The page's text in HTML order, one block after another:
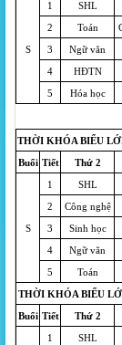
S
1 SHL
2
Toán
3
Ngữ văn
4
HĐTN
5
Hóa học
THỜI KHÓA BIỂU
Buổi Tiết Thứ 2
S
1 SHL
2
Công nghệ
3
Sinh học
4
Ngữ văn
5
Toán
THỜI KHÓA BIỂU
Buổi Tiết Thứ 2
1 SHL